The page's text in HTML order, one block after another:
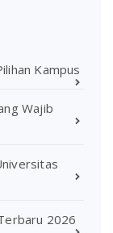
Kampus
Wajib
2026